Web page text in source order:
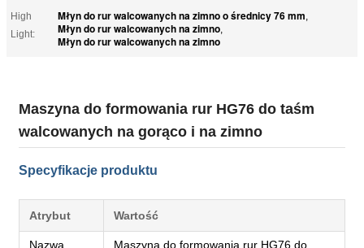
High
Light:
Młyn do rur walcowanych na zimno o średnicy 76 mm,
Młyn do rur walcowanych na zimno,
Młyn do rur walcowanych na zimno
Maszyna do formowania rur HG76 do taśm
walcowanych na gorąco i na zimno
Specyfikacje produktu
Atrybut Wartość
Nazwa
Maszyna do formowania rur HG76 do